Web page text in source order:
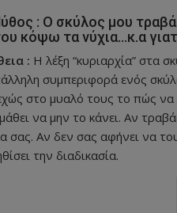
: Ο σκύλος μου
κόψω τα νύχια…κ.α
: Η λέξη “κυριαρχία” στα
συμπεριφορά ενός
στο μυαλό τους το πώς να
μάθει να μην το κάνει. Αν
σας. Αν δεν σας αφήνει να
την διαδικασία.